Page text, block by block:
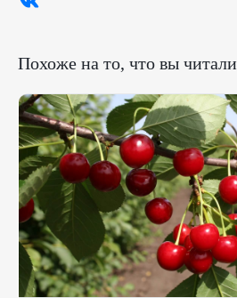
Похоже на то, что вы читали